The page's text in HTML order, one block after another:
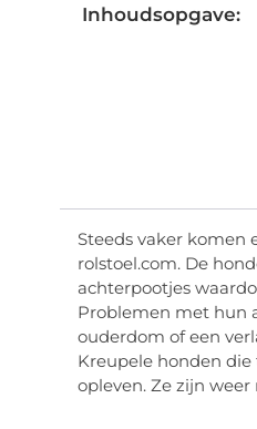
Inhoudsopgave:
Steeds vaker komen
rolstoel.com. De
achterpootjes
Problemen met hun
ouderdom of een
Kreupele honden
opleven. Ze zijn